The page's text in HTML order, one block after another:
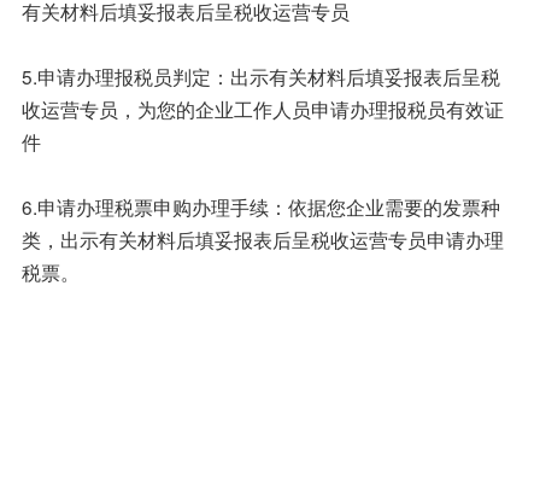
有关材料后填妥报表后呈税收运营专员
5.申请办理报税员判定：出示有关材料后填妥报表后呈税
收运营专员，为您的企业工作人员申请办理报税员有效证
件
6.申请办理税票申购办理手续：依据您企业需要的发票种
类，出示有关材料后填妥报表后呈税收运营专员申请办理
税票。